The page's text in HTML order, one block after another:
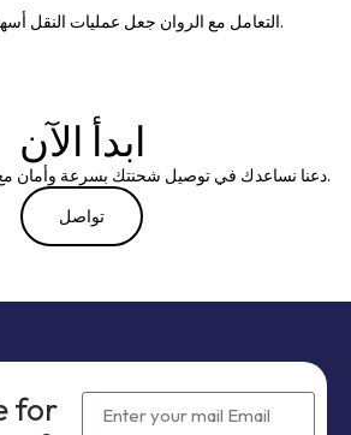
التعامل مع الروان جعل عمليات النقل أسهل وأكثر كفاءة من ذي قبل.
ابدأ الآن
دعنا نساعدك في توصيل شحنتك بسرعة وأمان مع حلول الروان اللوجستية.
تواصل
for